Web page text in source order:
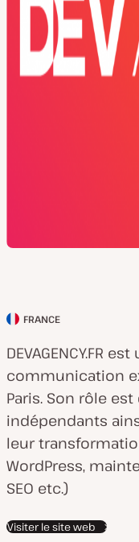
P
a
y
s
d
u
c
l
e
FRANCE
DEVAGENCY.FR
communication
Paris. Son rôle
indépendants
leur
WordPress,
SEO etc.)
Visiter le site web